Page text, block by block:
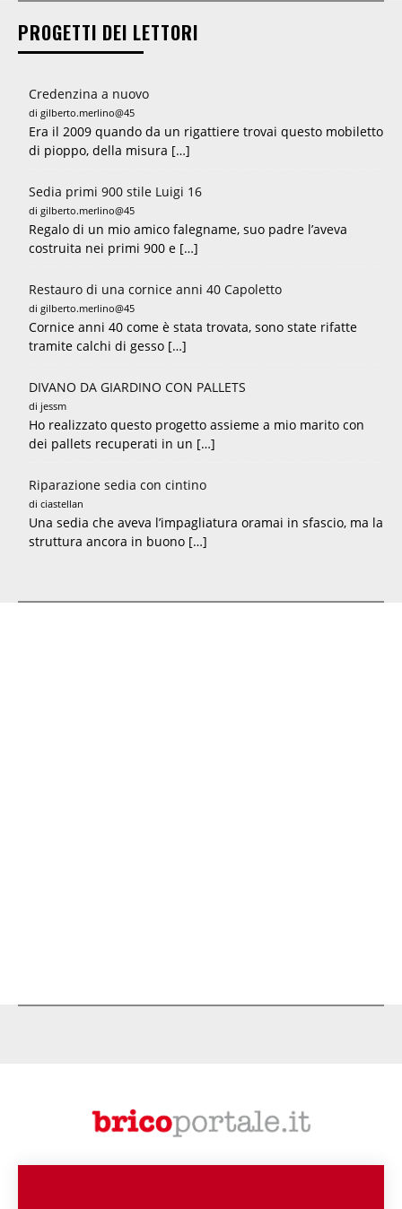
PROGETTI DEI LETTORI
Credenzina a nuovo
di gilberto.merlino@45
Era il 2009 quando da un rigattiere trovai questo mobiletto
di pioppo, della misura […]
Sedia primi 900 stile Luigi 16
di gilberto.merlino@45
Regalo di un mio amico falegname, suo padre l’aveva
costruita nei primi 900 e […]
Restauro di una cornice anni 40 Capoletto
di gilberto.merlino@45
Cornice anni 40 come è stata trovata, sono state rifatte
tramite calchi di gesso […]
DIVANO DA GIARDINO CON PALLETS
di jessm
Ho realizzato questo progetto assieme a mio marito con
dei pallets recuperati in un […]
Riparazione sedia con cintino
di ciastellan
Una sedia che aveva l’impagliatura oramai in sfascio, ma la
struttura ancora in buono […]